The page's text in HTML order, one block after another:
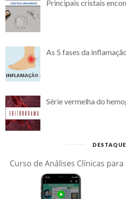
Principais cristais
As 5 fases da
Série vermelha do
DESTAQUE
Curso de Análises Clínicas